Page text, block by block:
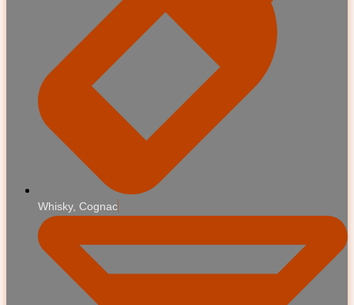
Whisky, Cognac